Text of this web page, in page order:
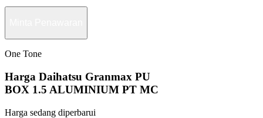
One Tone
Harga Daihatsu Granmax PU
BOX 1.5 ALUMINIUM PT MC
Harga sedang diperbarui